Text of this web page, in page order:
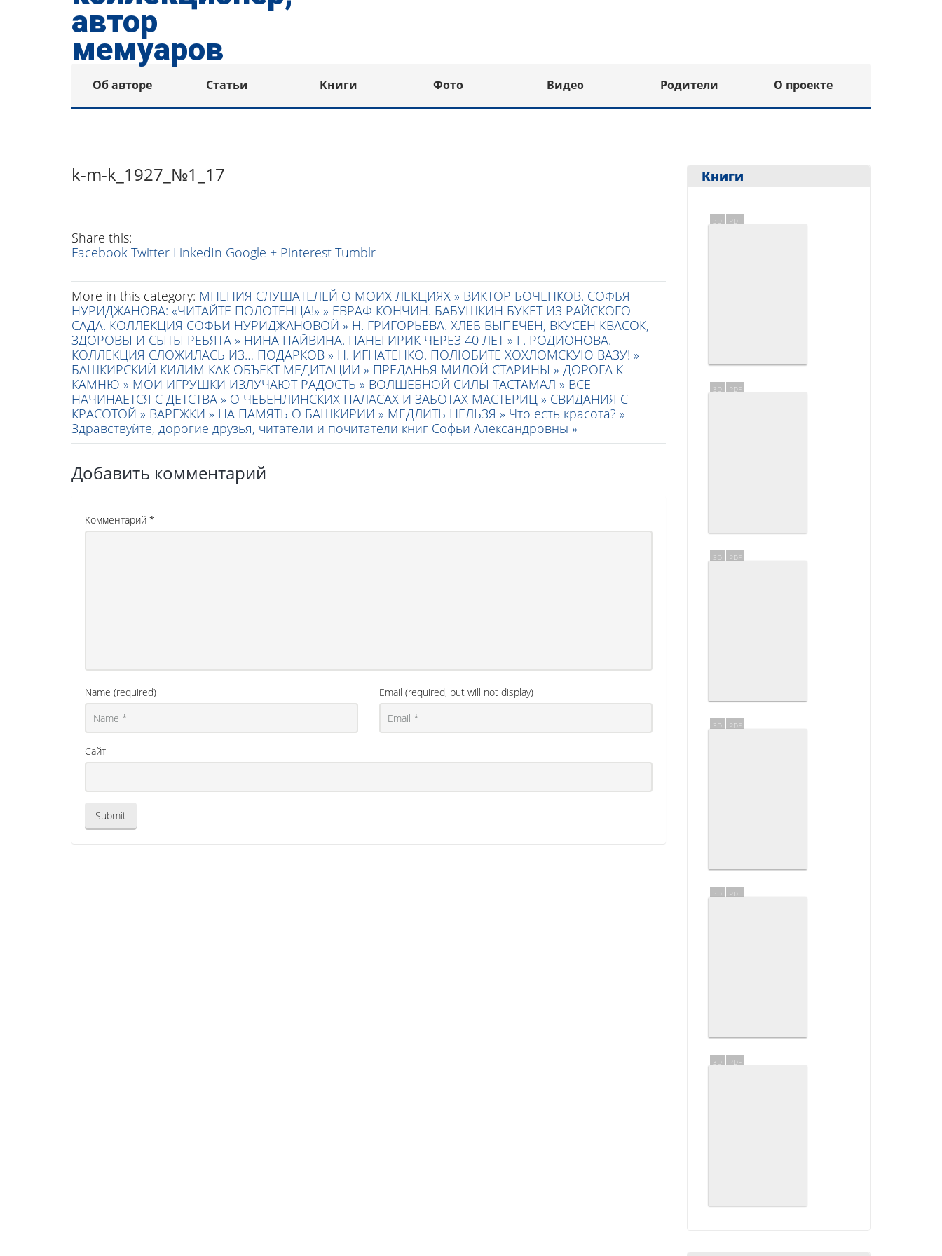
Об авторе Статьи Книги Фото Видео Родители О проекте
Книги
3D PDF
3D PDF
3D PDF
3D PDF
3D PDF
3D PDF
k-m-k_1927_№1_17
Share this:
Facebook Twitter LinkedIn Google + Pinterest Tumblr
More in this category: МНЕНИЯ СЛУШАТЕЛЕЙ О МОИХ ЛЕКЦИЯХ » ВИКТОР БОЧЕНКОВ. СОФЬЯ
НУРИДЖАНОВА: «ЧИТАЙТЕ ПОЛОТЕНЦА!» » ЕВРАФ КОНЧИН. БАБУШКИН БУКЕТ ИЗ РАЙСКОГО
САДА. КОЛЛЕКЦИЯ СОФЬИ НУРИДЖАНОВОЙ » Н. ГРИГОРЬЕВА. ХЛЕБ ВЫПЕЧЕН, ВКУСЕН КВАСОК,
ЗДОРОВЫ И СЫТЫ РЕБЯТА » НИНА ПАЙВИНА. ПАНЕГИРИК ЧЕРЕЗ 40 ЛЕТ » Г. РОДИОНОВА.
КОЛЛЕКЦИЯ СЛОЖИЛАСЬ ИЗ… ПОДАРКОВ » Н. ИГНАТЕНКО. ПОЛЮБИТЕ ХОХЛОМСКУЮ ВАЗУ! »
БАШКИРСКИЙ КИЛИМ КАК ОБЪЕКТ МЕДИТАЦИИ » ПРЕДАНЬЯ МИЛОЙ СТАРИНЫ » ДОРОГА К
КАМНЮ » МОИ ИГРУШКИ ИЗЛУЧАЮТ РАДОСТЬ » ВОЛШЕБНОЙ СИЛЫ ТАСТАМАЛ » ВСЕ
НАЧИНАЕТСЯ С ДЕТСТВА » О ЧЕБЕНЛИНСКИХ ПАЛАСАХ И ЗАБОТАХ МАСТЕРИЦ » СВИДАНИЯ С
КРАСОТОЙ » ВАРЕЖКИ » НА ПАМЯТЬ О БАШКИРИИ » МЕДЛИТЬ НЕЛЬЗЯ » Что есть красота? »
Здравствуйте, дорогие друзья, читатели и почитатели книг Софьи Александровны »
Добавить комментарий
Комментарий *
Name (required) Email (required, but will not display)
Сайт